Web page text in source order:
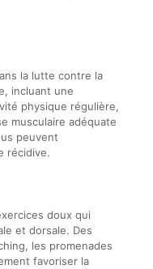
la lutte contre la
incluant une
physique régulière,
musculaire adéquate
peuvent
récidive.
doux qui
et dorsale. Des
les promenades
favoriser la